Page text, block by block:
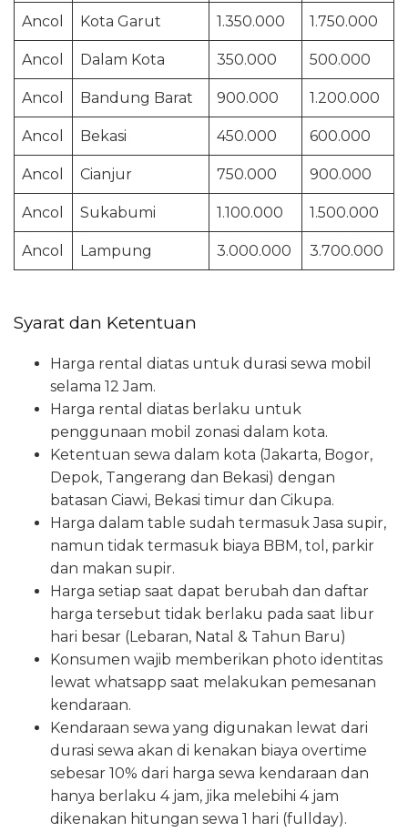
Ancol Kota Garut 1.350.000 1.750.000
Ancol Dalam Kota 350.000 500.000
Ancol Bandung Barat 900.000 1.200.000
Ancol Bekasi 450.000 600.000
Ancol Cianjur 750.000 900.000
Ancol Sukabumi 1.100.000 1.500.000
Ancol Lampung 3.000.000 3.700.000
Syarat dan Ketentuan
Harga rental diatas untuk durasi sewa mobil
selama 12 Jam.
Harga rental diatas berlaku untuk
penggunaan mobil zonasi dalam kota.
Ketentuan sewa dalam kota (Jakarta, Bogor,
Depok, Tangerang dan Bekasi) dengan
batasan Ciawi, Bekasi timur dan Cikupa.
Harga dalam table sudah termasuk Jasa supir,
namun tidak termasuk biaya BBM, tol, parkir
dan makan supir.
Harga setiap saat dapat berubah dan daftar
harga tersebut tidak berlaku pada saat libur
hari besar (Lebaran, Natal & Tahun Baru)
Konsumen wajib memberikan photo identitas
lewat whatsapp saat melakukan pemesanan
kendaraan.
Kendaraan sewa yang digunakan lewat dari
durasi sewa akan di kenakan biaya overtime
sebesar 10% dari harga sewa kendaraan dan
hanya berlaku 4 jam, jika melebihi 4 jam
dikenakan hitungan sewa 1 hari (fullday).